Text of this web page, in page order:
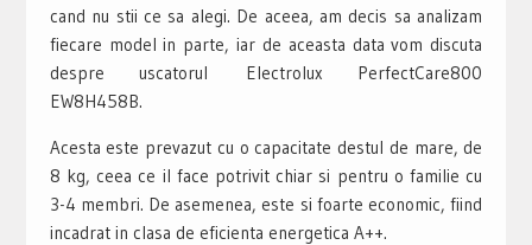
cand nu stii ce sa alegi. De aceea, am decis sa analizam
fiecare model in parte, iar de aceasta data vom discuta
despre uscatorul Electrolux PerfectCare800
EW8H458B.
Acesta este prevazut cu o capacitate destul de mare, de
8 kg, ceea ce il face potrivit chiar si pentru o familie cu
3-4 membri. De asemenea, este si foarte economic, fiind
incadrat in clasa de eficienta energetica A++.